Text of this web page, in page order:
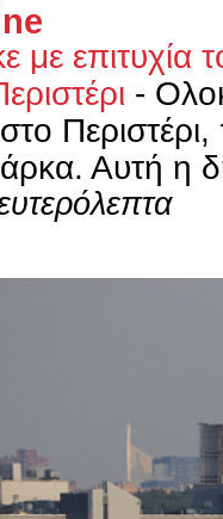
επιτυχία
-
στο
Αυτή